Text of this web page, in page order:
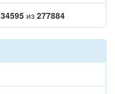
34595 из 277884